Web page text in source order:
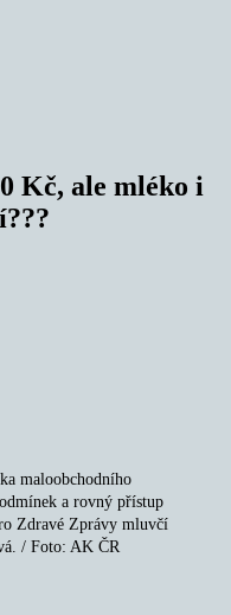
Kč, ale mléko i
maloobchodního
a rovný přístup
Zdravé Zprávy mluvčí
/ Foto: AK ČR